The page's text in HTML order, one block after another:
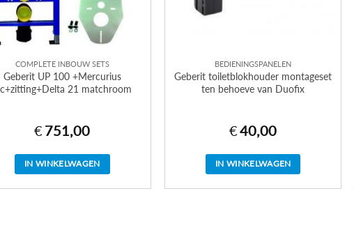
COMPLETE INBOUW SETS
Geberit UP 100 +Mercurius
21 matchroom
€ 751,00
IN WINKELWAGEN
BEDIENINGSPANELEN
Geberit toiletblokhouder montageset
ten behoeve van Duofix
€40,00
IN WINKELWAGEN